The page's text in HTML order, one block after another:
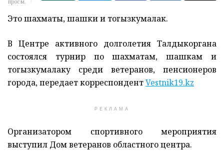
Это шахматы, шашки и тогызкумалак.
В Центре активного долголетия Талдыкоргана
состоялся турнир по шахматам, шашкам и
тогызкумалаку среди ветеранов, пенсионеров
города, передает корреспондентVestnik19.kz
РЕКЛАМА
Организатором спортивного мероприятия
выступил Дом ветеранов областного центра.